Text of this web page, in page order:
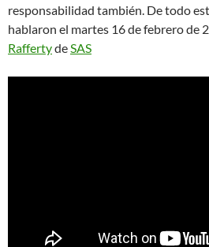
responsabilidad también. De todo
hablaron el martes 16 de febrero de
RaffertydeSAS